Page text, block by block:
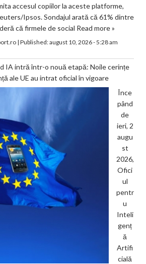
accesul copiilor la aceste platforme,
Ipsos. Sondajul arată că 61% dintre
că firmele de social Read more »
| Published:august 10, 2026 - 5:28 am
IA intră într-o nouă etapă: Noile cerințe
ale UE au intrat oficial în vigoare
Înce
pând
de
ieri, 2
augu
st
2026,
Ofici
ul
pentr
u
Inteli
genț
ă
Artifi
cială